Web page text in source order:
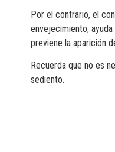
Por el contrario, el
envejecimiento,
previene la aparición
Recuerda que no es
sediento.